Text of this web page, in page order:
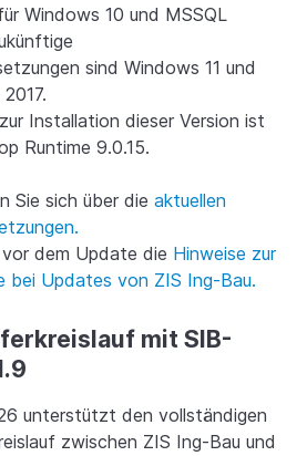
Windows 10 und MSSQL
sind Windows 11 und
Installation dieser Version ist
Runtime 9.0.15.
Sie sich über die aktuellen
dem Update die Hinweise zur
bei Updates von ZIS Ing-Bau.
mit SIB-
unterstützt den vollständigen
zwischen ZIS Ing-Bau und